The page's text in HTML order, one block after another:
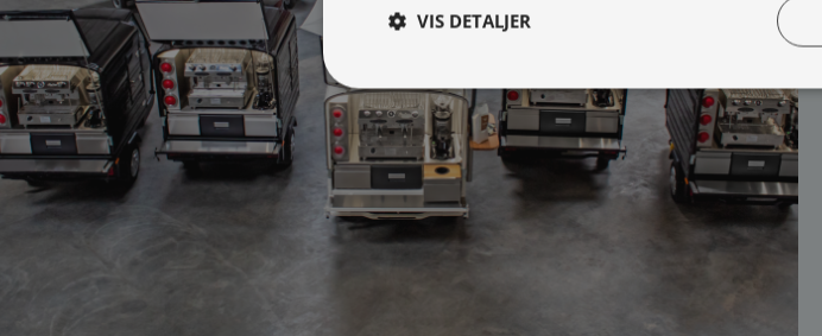
VIS DETALJER